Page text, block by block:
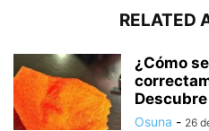
RELATED
¿Cómo
Osuna - 26